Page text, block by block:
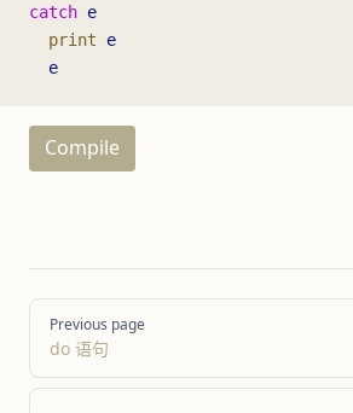
catch e
  print
e
  e
Compile
Pager
Previous page
do 语句